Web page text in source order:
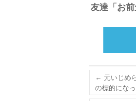
友達「お
← 元いじめ
の標的にな